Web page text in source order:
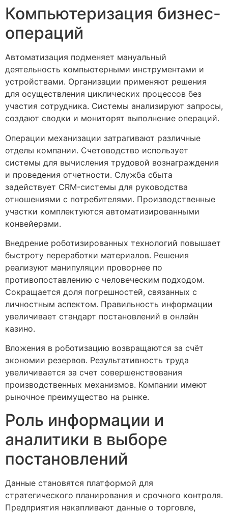
Компьютеризация бизнес-
операций
Автоматизация подменяет мануальный
деятельность компьютерными инструментами и
устройствами. Организации применяют решения
для осуществления циклических процессов без
участия сотрудника. Системы анализируют запросы,
создают сводки и мониторят выполнение операций.
Операции механизации затрагивают различные
отделы компании. Счетоводство использует
системы для вычисления трудовой вознаграждения
и проведения отчетности. Служба сбыта
задействует CRM-системы для руководства
отношениями с потребителями. Производственные
участки комплектуются автоматизированными
конвейерами.
Внедрение роботизированных технологий повышает
быстроту переработки материалов. Решения
реализуют манипуляции проворнее по
противопоставлению с человеческим подходом.
Сокращается доля погрешностей, связанных с
личностным аспектом. Правильность информации
увеличивает стандарт постановлений в онлайн
казино.
Вложения в роботизацию возвращаются за счёт
экономии резервов. Результативность труда
увеличивается за счет совершенствования
производственных механизмов. Компании имеют
рыночное преимущество на рынке.
Роль информации и
аналитики в выборе
постановлений
Данные становятся платформой для
стратегического планирования и срочного контроля.
Предприятия накапливают данные о торговле,